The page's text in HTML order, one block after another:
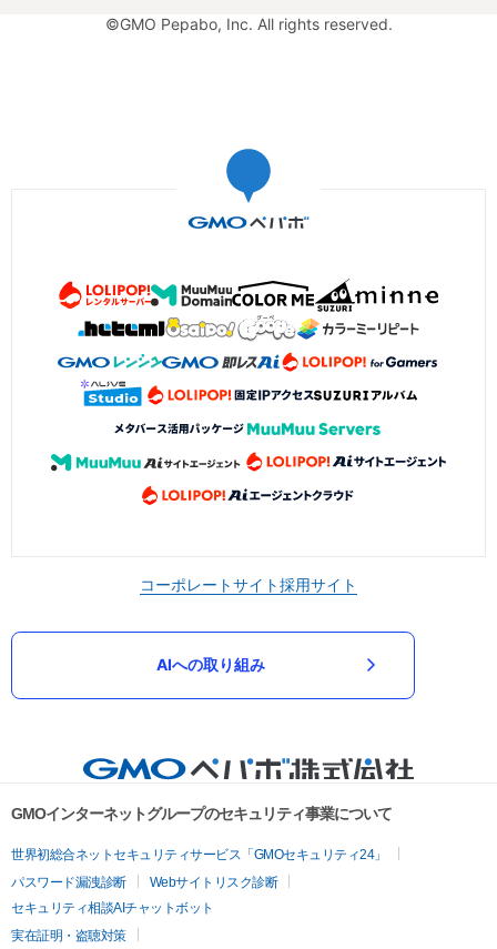
©GMO Pepabo, Inc. All rights reserved.
コーポレートサイト採用サイト
AIへの取り組み
GMOインターネットグループのセキュリティ事業について
世界初総合ネットセキュリティサービス「GMOセキュリティ24」
パスワード漏洩診断
Webサイトリスク診断
セキュリティ相談AIチャットボット
実在証明・盗聴対策